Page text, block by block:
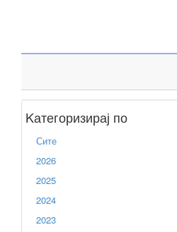
Kатегоризирај по
Сите
2026
2025
2024
2023